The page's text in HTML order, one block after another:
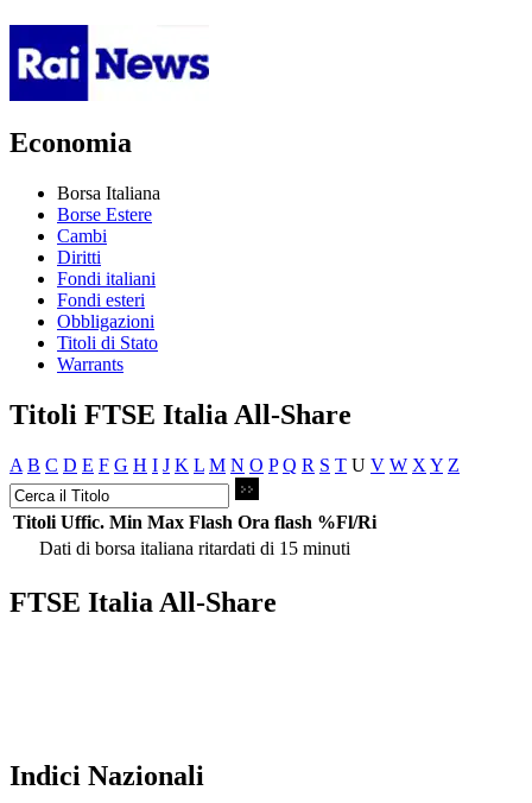
Economia
Borsa Italiana
Borse Estere
Cambi
Diritti
Fondi italiani
Fondi esteri
Obbligazioni
Titoli di Stato
Warrants
Titoli FTSE Italia All-Share
A B C D E F G H I J K L M N O P Q R S T U V W X Y Z
Titoli Uffic. Min Max Flash Ora flash %Fl/Ri
Dati di borsa italiana ritardati di 15 minuti
FTSE Italia All-Share
Indici Nazionali